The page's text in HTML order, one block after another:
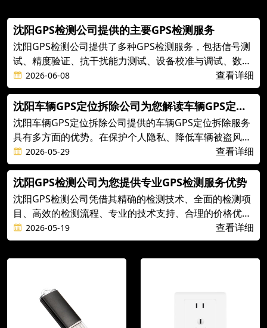
沈阳GPS检测公司提供的主要GPS检测服务
沈阳GPS检测公司提供了多种GPS检测服务，包括信号测
试、精度验证、抗干扰能力测试、设备校准与调试、数据
分析与报告、咨询与培训，以及定期检测与维护等。这些
服务不仅有助于确保GPS设备的性能和可靠性
2026-06-08 查看详细
沈阳车辆GPS定位拆除公司为您解读车辆GPS定位
拆除的优势
沈阳车辆GPS定位拆除公司提供的车辆GPS定位拆除服务
具有多方面的优势。在保护个人隐私、降低车辆被盗风
险、节省车辆维护成本、提高驾驶体验、避免不必要的费
用以及适应个性化需求等方面
2026-05-29 查看详细
沈阳GPS检测公司为您提供专业GPS检测服务优势
沈阳GPS检测公司凭借其精确的检测技术、全面的检测项
目、高效的检测流程、专业的技术支持、合理的价格优势
和完善的售后服务，成为众多客户的信赖之选。
2026-05-19 查看详细